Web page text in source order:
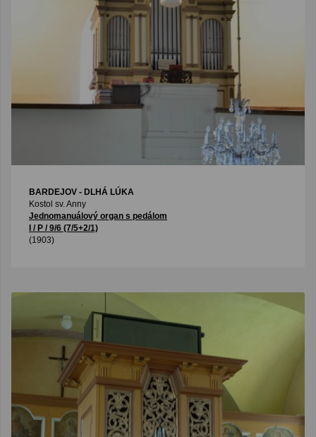
BARDEJOV - DLHÁ LÚKA
Kostol sv. Anny
Jednomanuálový organ s pedálom
I / P / 9/6 (7/5+2/1)
(1903)